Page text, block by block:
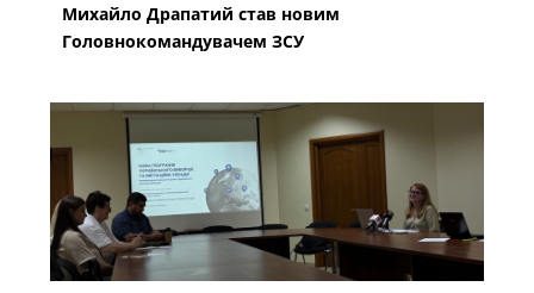
Михайло Драпатий став новим
Головнокомандувачем ЗСУ